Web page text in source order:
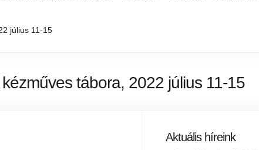
július 11-15
tábora, 2022 július 11-15
Aktuális híreink